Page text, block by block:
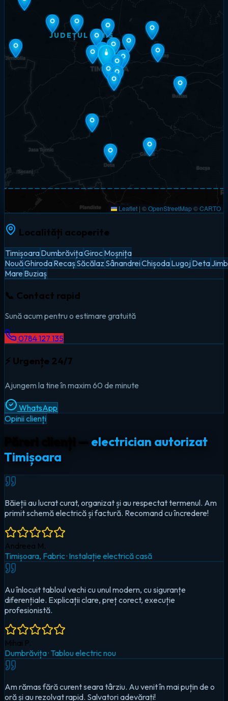
JUDEȚUL TIMIȘ
Leaflet | ©OpenStreetMap©CARTO
Localități acoperite
TimișoaraDumbrăvițaGirocMoșnița
NouăGhirodaRecașSăcălaz SânandreiChișodaLugojDeta
Mare Buziaș
📞 Contact rapid
Sună acum pentru o estimare gratuită
0784 127 135
⚡ Urgențe 24/7
Ajungem la tine în maxim 60 de minute
WhatsApp
Opinii clienți
electrician autorizat
Timișoara
Au înlocuit tabloul vechi cu unul modern, cu siguranțe
diferențiale. Explicații clare, preț corect, execuție
Mihai P.
Dumbrăvița
Am rămas fără curent seara târziu. Au venit în mai puțin de o
oră și au rezolvat rapid. Salvatori adevărați!
Cristina D.
Timișoara, Circumvalațiunii·Urgență — pană totală
Au montat iluminat LED în toată casa și un sistem smart pentru
controlul de pe telefon. Foarte mulțumit!